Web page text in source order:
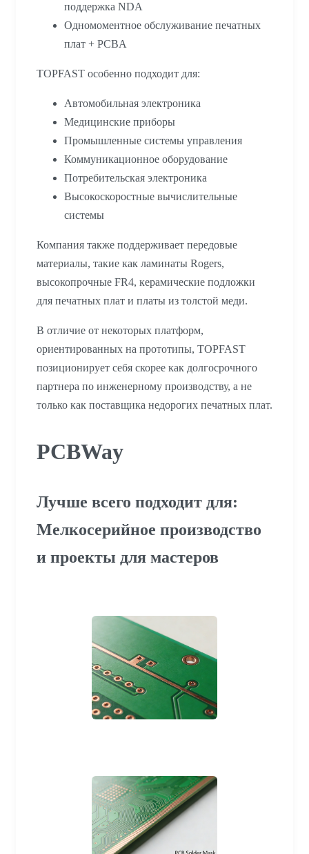
поддержка NDA
Одномоментное обслуживание печатных
плат + PCBA
TOPFAST особенно подходит для:
Автомобильная электроника
Медицинские приборы
Промышленные системы управления
Коммуникационное оборудование
Потребительская электроника
Высокоскоростные вычислительные
системы
Компания также поддерживает передовые
материалы, такие как ламинаты Rogers,
высокопрочные FR4, керамические подложки
для печатных плат и платы из толстой меди.
В отличие от некоторых платформ,
ориентированных на прототипы, TOPFAST
позиционирует себя скорее как долгосрочного
партнера по инженерному производству, а не
только как поставщика недорогих печатных плат.
PCBWay
Лучше всего подходит для:
Мелкосерийное производство
и проекты для мастеров